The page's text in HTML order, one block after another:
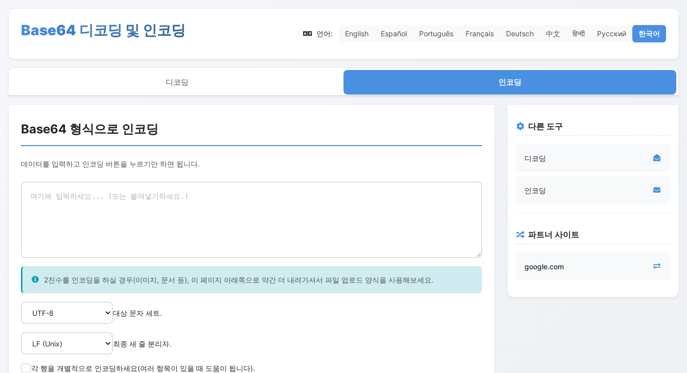
Base64 디코딩 및 인코딩 언어: English Español Português Français Deutsch 中文 हिन्दी Русский 한국어
디코딩 인코딩
Base64 형식으로 인코딩
데이터를 입력하고 인코딩 버튼을 누르기만 하면 됩니다.
2진수를 인코딩을 하실 경우(이미지, 문서 등), 이 페이지 아래쪽으로 약간 더 내려가셔서 파일 업로드 양식을 사용해보세요.
대상 문자 세트.
최종 새 줄 분리자.
각 행을 개별적으로 인코딩하세요(여러 항목이 있을 때 도움이 됩니다).
다른 도구
디코딩
인코딩
파트너 사이트
google.com